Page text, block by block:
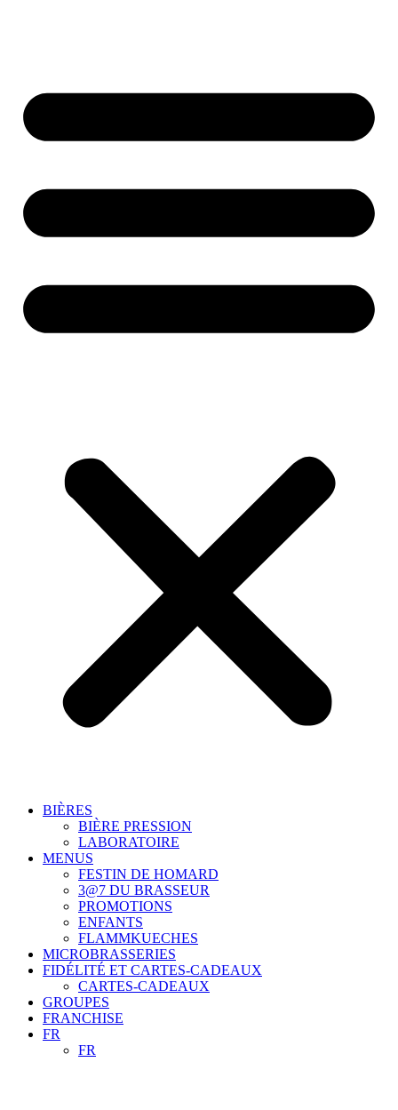
BIÈRES
BIÈRE PRESSION
LABORATOIRE
MENUS
FESTIN DE HOMARD
3@7 DU BRASSEUR
PROMOTIONS
ENFANTS
FLAMMKUECHES
MICROBRASSERIES
FIDÉLITÉ ET CARTES-CADEAUX
CARTES-CADEAUX
GROUPES
FRANCHISE
FR
FR